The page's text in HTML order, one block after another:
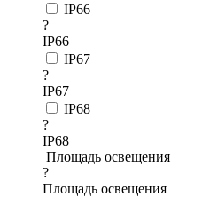
IP66
?
IP66
IP67
?
IP67
IP68
?
IP68
Площадь освещения
?
Площадь освещения